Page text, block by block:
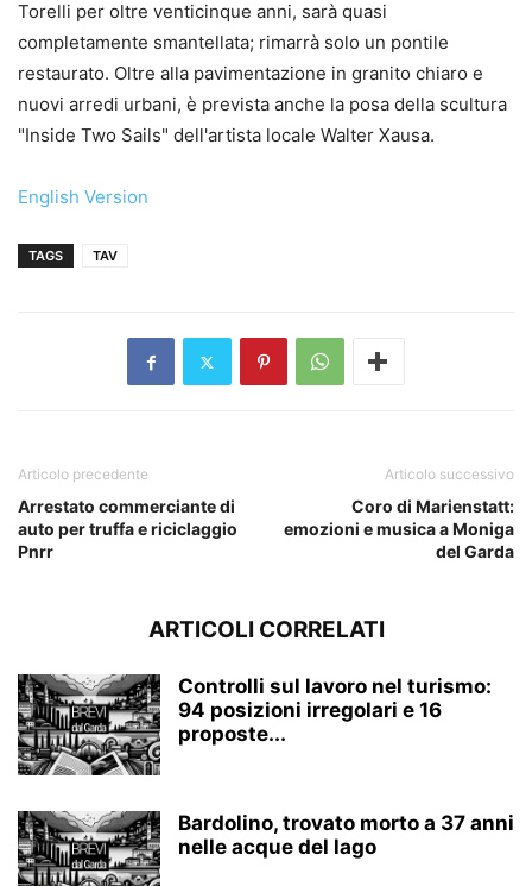
Torelli per oltre venticinque anni, sarà quasi
completamente smantellata; rimarrà solo un pontile
restaurato. Oltre alla pavimentazione in granito chiaro e
nuovi arredi urbani, è prevista anche la posa della scultura
"Inside Two Sails" dell'artista locale Walter Xausa.
English Version
TAGS TAV
Articolo precedente
Arrestato commerciante di
auto per truffa e riciclaggio
Pnrr
Articolo successivo
Coro di Marienstatt:
emozioni e musica a Moniga
del Garda
ARTICOLI CORRELATI
Controlli sul lavoro nel turismo:
94 posizioni irregolari e 16
proposte...
Bardolino, trovato morto a 37 anni
nelle acque del lago